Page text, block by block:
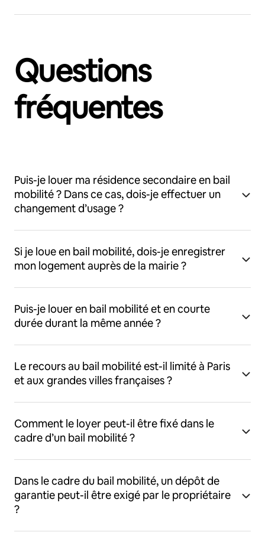
Questions
fréquentes
Puis-je louer ma résidence secondaire en bail
mobilité ? Dans ce cas, dois-je effectuer un
changement d’usage ?
Si je loue en bail mobilité, dois-je enregistrer
mon logement auprès de la mairie ?
Puis-je louer en bail mobilité et en courte
durée durant la même année ?
Le recours au bail mobilité est-il limité à Paris
et aux grandes villes françaises ?
Comment le loyer peut-il être fixé dans le
cadre d’un bail mobilité ?
Dans le cadre du bail mobilité, un dépôt de
garantie peut-il être exigé par le propriétaire
?